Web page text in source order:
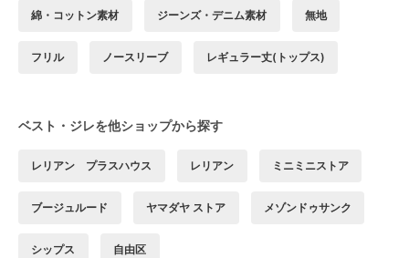
綿・コットン素材 ジーンズ・デニム素材 無地
フリル ノースリーブ レギュラー丈(トップス)
ベスト・ジレを他ショップから探す
レリアン プラスハウス レリアン ミニミニストア
ブージュルード ヤマダヤ ストア メゾンドゥサンク
シップス 自由区